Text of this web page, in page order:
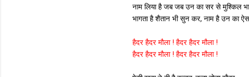
नाम लिया है जब जब उन का सर से मुश्किल
भागता है शैतान भी सुन कर, नाम है उन का
हैदर हैदर मौला ! हैदर हैदर मौला !
हैदर हैदर मौला ! हैदर हैदर मौला !